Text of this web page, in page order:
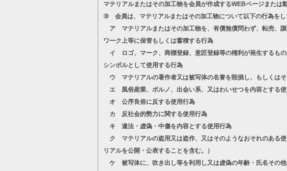
マテリアルまたはその加工物を会員が作成するWEBページまたは
③ 会員は、マテリアルまたはその加工物について以下の行為をし
ア マテリアルまたはその加工物を、有償無償問わず、転売、
ワーク上等に保管もしくは蓄積する行為
イ ロゴ、マーク、商標登録、意匠登録等の権利が発生するも
シンボルとして使用する行為
ウ マテリアルの著作者又は被写体の名誉を毀損し、もしくは
エ 風俗産業、ポルノ、出会い系、又はわいせつを内容とする
オ 公序良俗に反する使用行為
カ 反社会的勢力に関する使用行為
キ 違法・虚偽・中傷を内容とする使用行為
ク マテリアルの盗用又は盗作、又はそのようなおそれのある
リアルを公開・公表することを含む。）
ケ 被写体に、吹き出し等を利用し又は虚偽の年齢・氏名その